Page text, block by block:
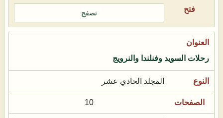
تصفح
رحلات السويد وفنلندا والنرويج
المجلد الحادي عشر
10